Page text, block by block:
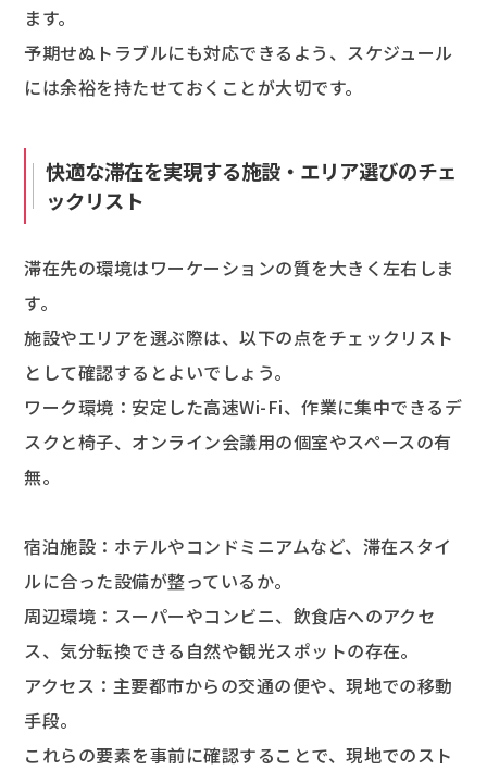
ます。
予期せぬトラブルにも対応できるよう、スケジュール
には余裕を持たせておくことが大切です。
快適な滞在を実現する施設・エリア選びのチェ
ックリスト
滞在先の環境はワーケーションの質を大きく左右しま
す。
施設やエリアを選ぶ際は、以下の点をチェックリスト
として確認するとよいでしょう。
ワーク環境：安定した高速Wi-Fi、作業に集中できるデ
スクと椅子、オンライン会議用の個室やスペースの有
無。
宿泊施設：ホテルやコンドミニアムなど、滞在スタイ
ルに合った設備が整っているか。
周辺環境：スーパーやコンビニ、飲食店へのアクセ
ス、気分転換できる自然や観光スポットの存在。
アクセス：主要都市からの交通の便や、現地での移動
手段。
これらの要素を事前に確認することで、現地でのスト